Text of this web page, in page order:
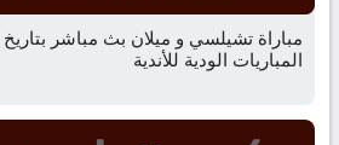
المباريات الودية للأندية